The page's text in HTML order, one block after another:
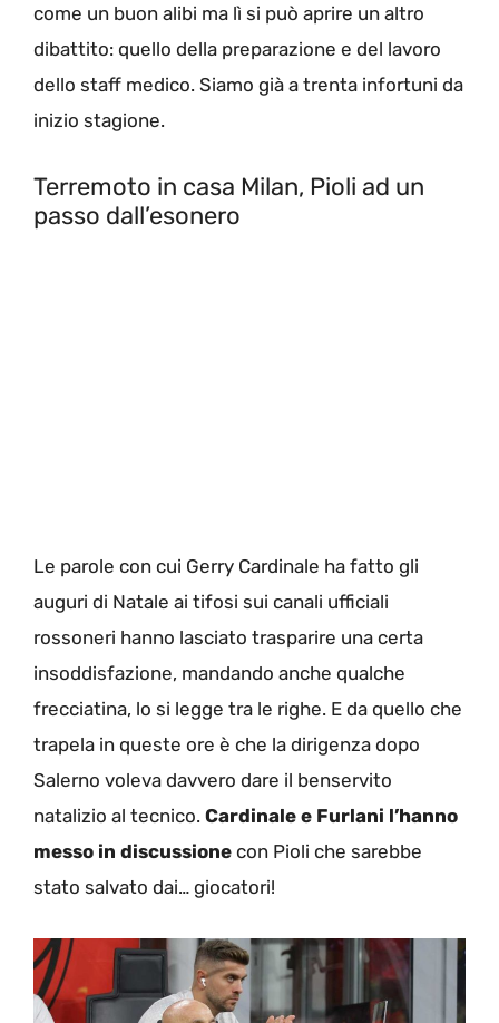
come un buon alibi ma lì si può aprire un altro
dibattito: quello della preparazione e del lavoro
dello staff medico. Siamo già a trenta infortuni da
inizio stagione.
Terremoto in casa Milan, Pioli ad un
passo dall’esonero
Le parole con cui Gerry Cardinale ha fatto gli
auguri di Natale ai tifosi sui canali ufficiali
rossoneri hanno lasciato trasparire una certa
insoddisfazione, mandando anche qualche
frecciatina, lo si legge tra le righe. E da quello che
trapela in queste ore è che la dirigenza dopo
Salerno voleva davvero dare il benservito
natalizio al tecnico. Cardinale e Furlani l’hanno
messo in discussione con Pioli che sarebbe
stato salvato dai… giocatori!